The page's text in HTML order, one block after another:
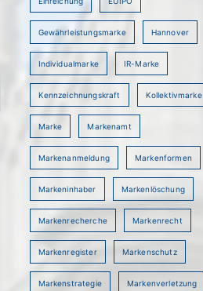
Gewährleistungsmarke Hannover
Individualmarke IR-Marke
Kennzeichnungskraft Kollektivmarke
Marke Markenamt
Markenanmeldung Markenformen
Markeninhaber Markenlöschung
Markenrecherche Markenrecht
Markenregister Markenschutz
Markenstrategie Markenverletzung